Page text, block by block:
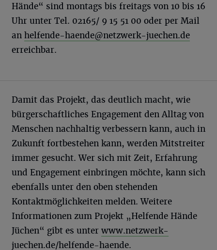
Hände“ sind montags bis freitags von 10 bis 16
Uhr unter Tel. 02165/ 9 15 51 00 oder per Mail
an helfende-haende@netzwerk-juechen.de
erreichbar.
Damit das Projekt, das deutlich macht, wie
bürgerschaftliches Engagement den Alltag von
Menschen nachhaltig verbessern kann, auch in
Zukunft fortbestehen kann, werden Mitstreiter
immer gesucht. Wer sich mit Zeit, Erfahrung
und Engagement einbringen möchte, kann sich
ebenfalls unter den oben stehenden
Kontaktmöglichkeiten melden. Weitere
Informationen zum Projekt „Helfende Hände
Jüchen“ gibt es unter www.netzwerk-
juechen.de/helfende-haende.